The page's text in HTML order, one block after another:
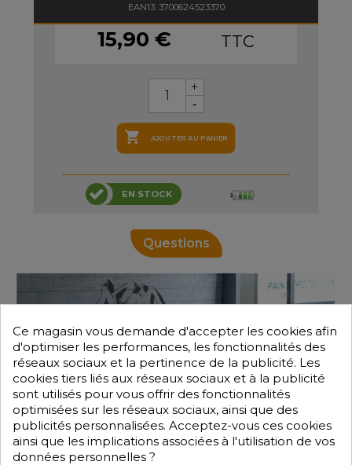
EAN13: 3700624523370
15,90 € TTC
 AJOUTER AU PANIER
EN STOCK
Questions
Ce magasin vous demande d'accepter les cookies afin
d'optimiser les performances, les fonctionnalités des
réseaux sociaux et la pertinence de la publicité. Les
cookies tiers liés aux réseaux sociaux et à la publicité
sont utilisés pour vous offrir des fonctionnalités
optimisées sur les réseaux sociaux, ainsi que des
publicités personnalisées. Acceptez-vous ces cookies
ainsi que les implications associées à l'utilisation de vos
données personnelles ?